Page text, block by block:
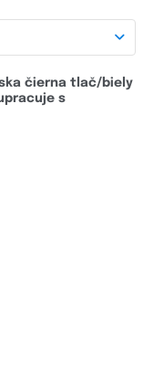
čierna tlač/biely
s